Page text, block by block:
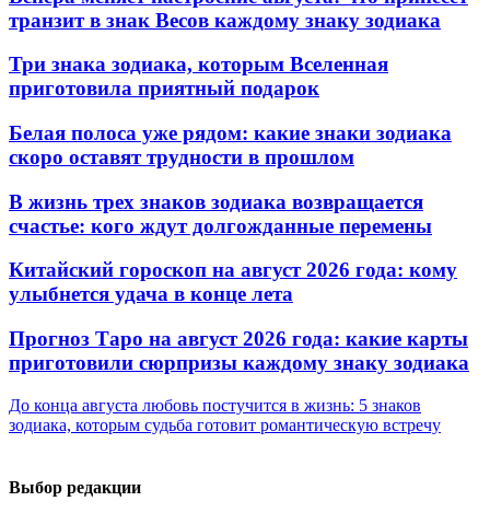
транзит в знак Весов каждому знаку зодиака
Три знака зодиака, которым Вселенная
приготовила приятный подарок
Белая полоса уже рядом: какие знаки зодиака
скоро оставят трудности в прошлом
В жизнь трех знаков зодиака возвращается
счастье: кого ждут долгожданные перемены
Китайский гороскоп на август 2026 года: кому
улыбнется удача в конце лета
Прогноз Таро на август 2026 года: какие карты
приготовили сюрпризы каждому знаку зодиака
До конца августа любовь постучится в жизнь: 5 знаков
зодиака, которым судьба готовит романтическую встречу
Выбор редакции